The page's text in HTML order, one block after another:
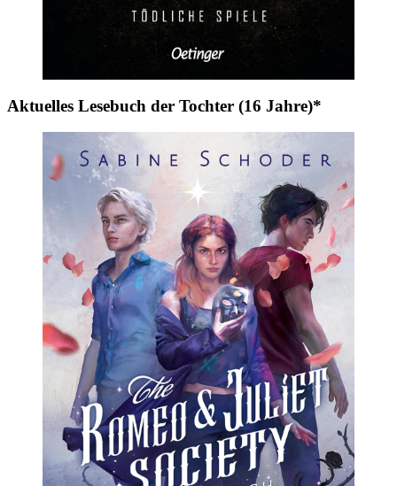
Aktuelles Lesebuch der Tochter (16 Jahre)*